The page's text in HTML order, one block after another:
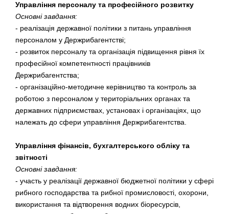
Управління персоналу та професійного розвитку
Основні завдання:
- реалізація державної політики з питань управління
персоналом у Держрибагентстві;
- розвиток персоналу та організація підвищення рівня їх
професійної компетентності працівників
Держрибагентства;
- організаційно-методичне керівництво та контроль за
роботою з персоналом у територіальних органах та
державних підприємствах, установах і організаціях, що
належать до сфери управління Держрибагентства.
Управління фінансів, бухгалтерського обліку та
звітності
Основні завдання:
- участь у реалізації державної бюджетної політики у сфері
рибного господарства та рибної промисловості, охорони,
використання та відтворення водних біоресурсів,